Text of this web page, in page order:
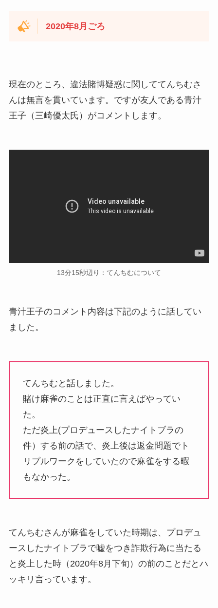
2020年8月ごろ
現在のところ、違法賭博疑惑に関しててんちむさ
んは無言を貫いています。ですが友人である青汁
王子（三崎優太氏）がコメントします。
13分15秒辺り：てんちむについて
青汁王子のコメント内容は下記のように話してい
ました。
てんちむと話しました。
賭け麻雀のことは正直に言えばやってい
た。
ただ炎上(プロデュースしたナイトブラの
件）する前の話で、炎上後は返金問題でト
リプルワークをしていたので麻雀をする暇
もなかった。
てんちむさんが麻雀をしていた時期は、プロデュ
ースしたナイトブラで嘘をつき詐欺行為に当たる
と炎上した時（2020年8月下旬）の前のことだとハ
ッキリ言っています。